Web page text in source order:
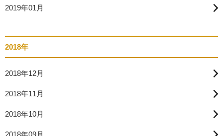
2019年01月
2018年
2018年12月
2018年11月
2018年10月
2018年09月